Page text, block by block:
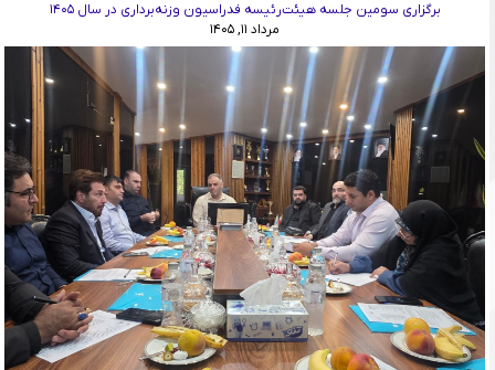
برگزاری سومین جلسه هیئت‌رئیسه فدراسیون وزنه‌برداری در سال ۱۴۰۵
مرداد ۱۱, ۱۴۰۵